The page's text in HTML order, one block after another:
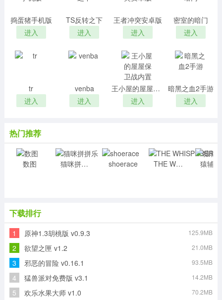
捣蛋猪手机版
进入
TS反转之下
进入
王者冲突安卓版
进入
密室的暗门
进入
tr
进入
venba
进入
王小屋的屋屋保卫战内置
进入
暗黑之血2手游
进入
热门推荐
数图 猫咪拼拼乐 shoerace THE WHISPERER
下载排行
1 原神1.3胡桃版 v0.9.3 125.9MB
2 欲望之匣 v1.2 21.0MB
3 邪恶的冒险 v0.16.1 93.5MB
4 猛兽派对免费版 v3.1 14.2MB
5 欢乐水果大师 v1.0 70.2MB